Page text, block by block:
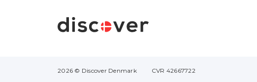
2026 © Discover Denmark CVR 42667722